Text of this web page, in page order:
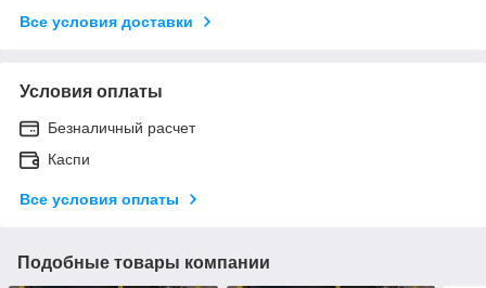
Все условия доставки
Условия оплаты
Безналичный расчет
Каспи
Все условия оплаты
Подобные товары компании